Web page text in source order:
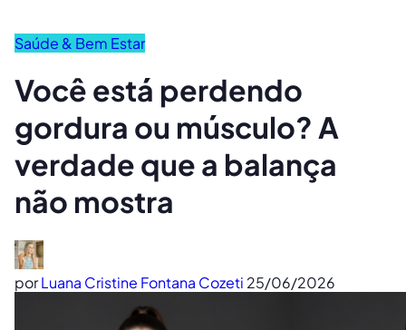
Saúde & Bem Estar
Você está perdendo
gordura ou músculo? A
verdade que a balança
não mostra
porLuana Cristine Fontana Cozeti 25/06/2026